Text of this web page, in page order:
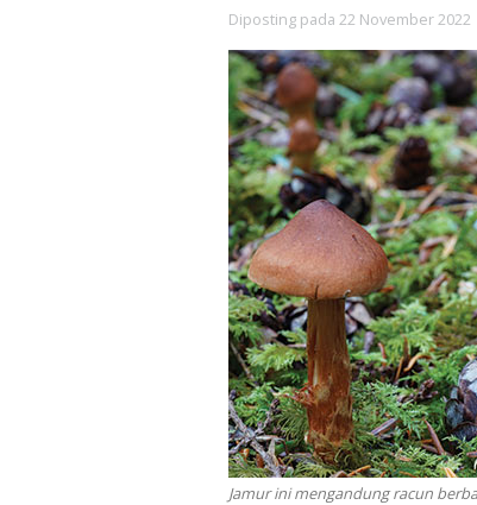
Diposting pada 22 November 2022
Jamur ini mengandung racun